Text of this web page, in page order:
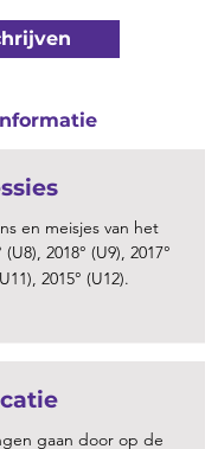
en meisjes van het
2018° (U9), 2017°
2015° (U12).
gaan door op de